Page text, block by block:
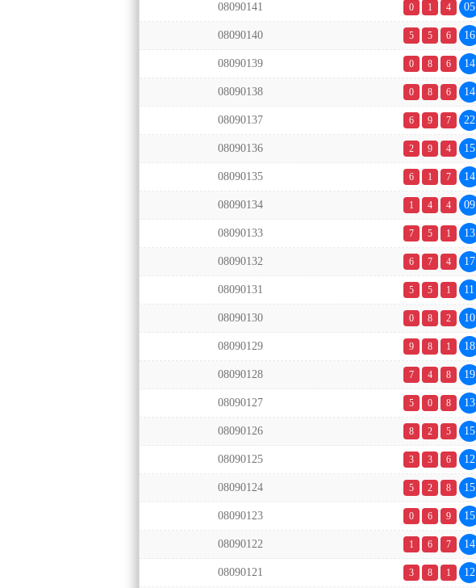
08090141 0 1 4 05
08090140 5 5 6 16
08090139 0 8 6 14
08090138 0 8 6 14
08090137 6 9 7 22
08090136 2 9 4 15
08090135 6 1 7 14
08090134 1 4 4 09
08090133 7 5 1 13
08090132 6 7 4 17
08090131 5 5 1 11
08090130 0 8 2 10
08090129 9 8 1 18
08090128 7 4 8 19
08090127 5 0 8 13
08090126 8 2 5 15
08090125 3 3 6 12
08090124 5 2 8 15
08090123 0 6 9 15
08090122 1 6 7 14
08090121 3 8 1 12